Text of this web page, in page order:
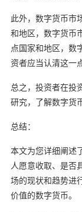
此外，数字货币市
和地区，数字货币
点国家和地区，数
资者应当认清这一
总之，投资者在投
研究，了解数字货
总结：
本文为您详细阐述
人愿意收取、是否
场的现状和趋势进
价值的数字货币。